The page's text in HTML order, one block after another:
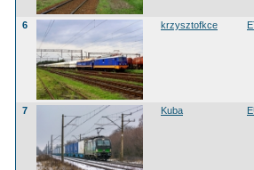
6 krzysztofkce
7 Kuba